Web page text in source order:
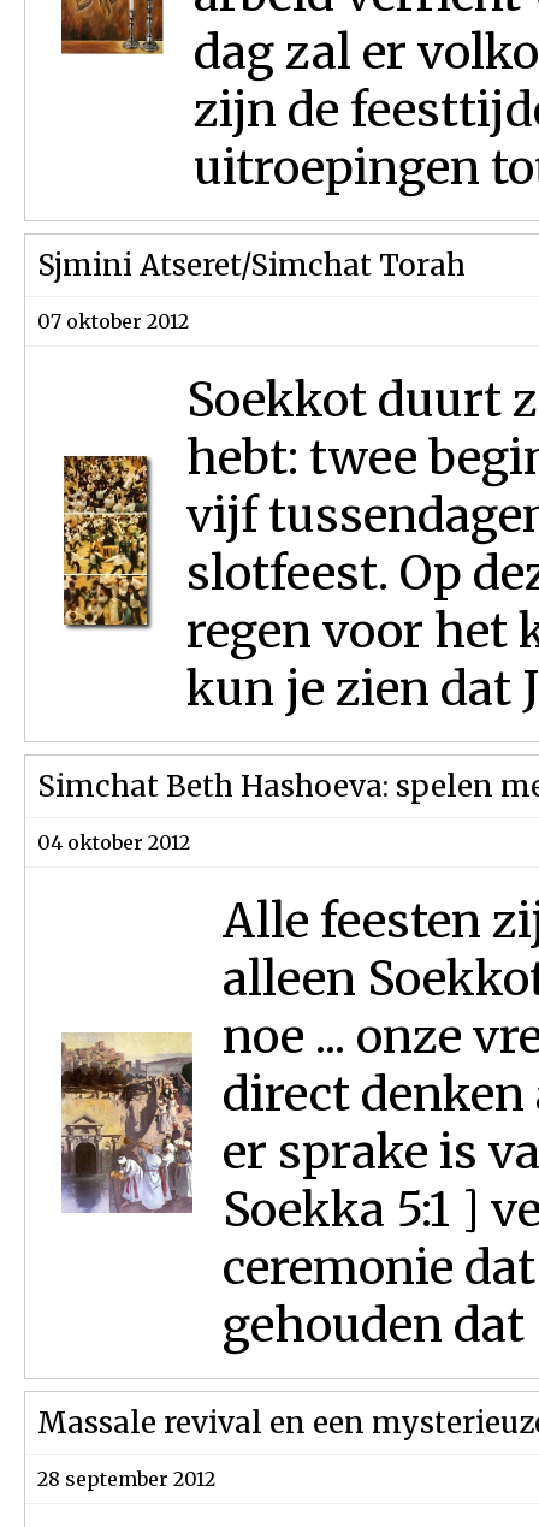
dag zal er
zijn de
uitroepingen
Sjmini Atseret/Simchat Torah
07 oktober 2012
Soekkot duurt
hebt: twee
vijf
slotfeest. Op
regen voor het
kun je zien dat
Simchat Beth Hashoeva: spelen
04 oktober 2012
Alle feesten
alleen
noe ... onze
direct denken
er sprake is
Soekka 5:1 ]
ceremonie
gehouden dat
Massale revival en een
28 september 2012